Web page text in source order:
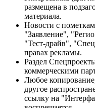
размещена в
материала.
Новости с
"Заявление",
"Тест-драйв",
правах рекламы.
Раздел
коммерческими
Любое
другое
ссылку на